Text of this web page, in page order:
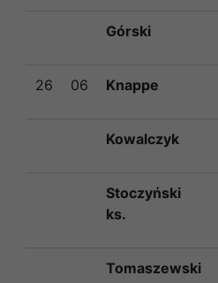
Górski
26 06 Knappe
Kowalczyk
Stoczyński
ks.
Tomaszewski